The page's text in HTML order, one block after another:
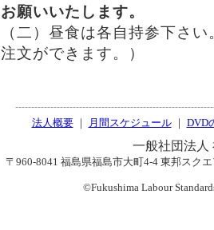
お願いいたします。
（二）昼食は各自持参下さ
注文ができます。）
法人概要｜ 月間スケジュール｜ DVD
一般社団法人
〒960-8041 福島県福島市大町4-4 東邦スク
©Fukushima Labour